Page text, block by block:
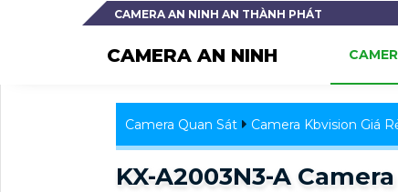
CAMERA AN NINH AN THÀNH PHÁT
CAMERA AN NINH
Camera Quan Sát Camera Kbvision Giá
KX-A2003N3-A